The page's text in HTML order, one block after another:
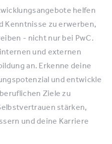
helfen
Kenntnisse zu erwerben,
- nicht nur bei PwC.
und externen
an. Erkenne deine
und entwickle
Ziele zu
stärken,
und deine Karriere